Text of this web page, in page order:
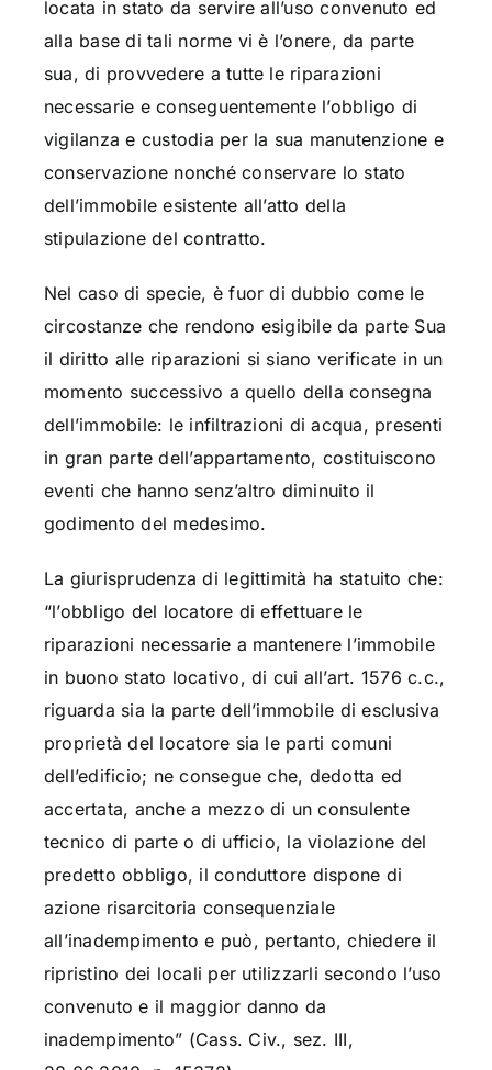
locata in stato da servire all’uso convenuto ed
alla base di tali norme vi è l’onere, da parte
sua, di provvedere a tutte le riparazioni
necessarie e conseguentemente l’obbligo di
vigilanza e custodia per la sua manutenzione e
conservazione nonché conservare lo stato
dell’immobile esistente all’atto della
stipulazione del contratto.
Nel caso di specie, è fuor di dubbio come le
circostanze che rendono esigibile da parte Sua
il diritto alle riparazioni si siano verificate in un
momento successivo a quello della consegna
dell’immobile: le infiltrazioni di acqua, presenti
in gran parte dell’appartamento, costituiscono
eventi che hanno senz’altro diminuito il
godimento del medesimo.
La giurisprudenza di legittimità ha statuito che:
“l’obbligo del locatore di effettuare le
riparazioni necessarie a mantenere l’immobile
in buono stato locativo, di cui all’art. 1576 c.c.,
riguarda sia la parte dell’immobile di esclusiva
proprietà del locatore sia le parti comuni
dell’edificio; ne consegue che, dedotta ed
accertata, anche a mezzo di un consulente
tecnico di parte o di ufficio, la violazione del
predetto obbligo, il conduttore dispone di
azione risarcitoria consequenziale
all’inadempimento e può, pertanto, chiedere il
ripristino dei locali per utilizzarli secondo l’uso
convenuto e il maggior danno da
inadempimento” (Cass. Civ., sez. III,